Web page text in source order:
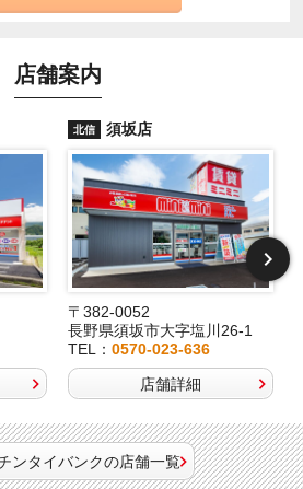
店舗案内
北信 須坂店
〒382-0052
長野県須坂市大字塩川26-1
TEL：0570-023-636
店舗詳細
ンタイバンクの店舗一覧